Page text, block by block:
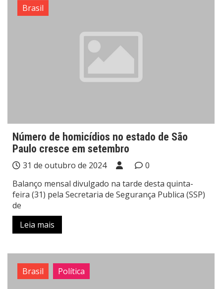
Brasil
Número de homicídios no estado de São
Paulo cresce em setembro
31 de outubro de 2024
0
Balanço mensal divulgado na tarde desta quinta-
feira (31) pela Secretaria de Segurança Publica (SSP)
de
Leia mais
Brasil Política